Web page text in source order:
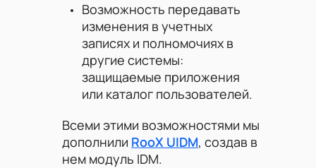
Возможность передавать
изменения в учетных
записях и полномочиях в
другие системы:
защищаемые приложения
или каталог пользователей.
Всеми этими возможностями мы
дополнили RooX UIDM, создав в
нем модуль IDM.